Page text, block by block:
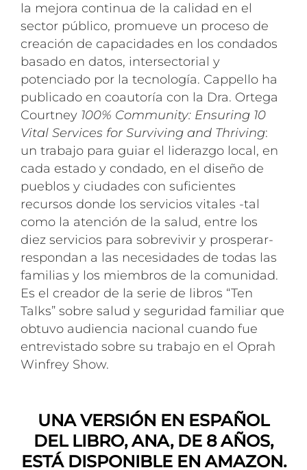
la mejora continua de la calidad en el
sector público, promueve un proceso de
creación de capacidades en los condados
basado en datos, intersectorial y
potenciado por la tecnología. Cappello ha
publicado en coautoría con la Dra. Ortega
Courtney 100% Community: Ensuring 10
Vital Services for Surviving and Thriving:
un trabajo para guiar el liderazgo local, en
cada estado y condado, en el diseño de
pueblos y ciudades con suficientes
recursos donde los servicios vitales -tal
como la atención de la salud, entre los
diez servicios para sobrevivir y prosperar-
respondan a las necesidades de todas las
familias y los miembros de la comunidad.
Es el creador de la serie de libros “Ten
Talks” sobre salud y seguridad familiar que
obtuvo audiencia nacional cuando fue
entrevistado sobre su trabajo en el Oprah
Winfrey Show.
UNA VERSIÓN EN ESPAÑOL
DEL LIBRO, ANA, DE 8 AÑOS,
ESTÁ DISPONIBLE EN AMAZON.